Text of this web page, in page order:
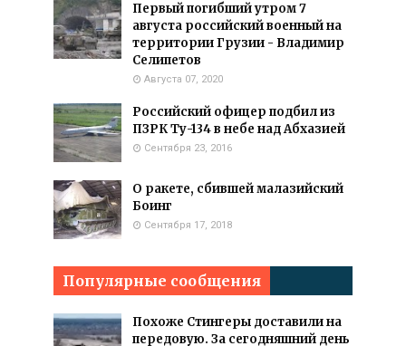
Первый погибший утром 7
августа российский военный на
территории Грузии - Владимир
Селипетов
Августа 07, 2020
Российский офицер подбил из
ПЗРК Ту-134 в небе над Абхазией
Сентября 23, 2016
О ракете, сбившей малазийский
Боинг
Сентября 17, 2018
Популярные сообщения
Похоже Стингеры доставили на
передовую. За сегодняшний день